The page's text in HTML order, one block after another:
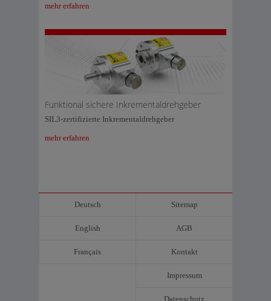
mehr erfahren
Funktional sichere Inkrementaldrehgeber
SIL3-zertifizierte Inkrementaldrehgeber
mehr erfahren
Deutsch
English
Français
Sitemap
AGB
Kontakt
Impressum
Datenschutz